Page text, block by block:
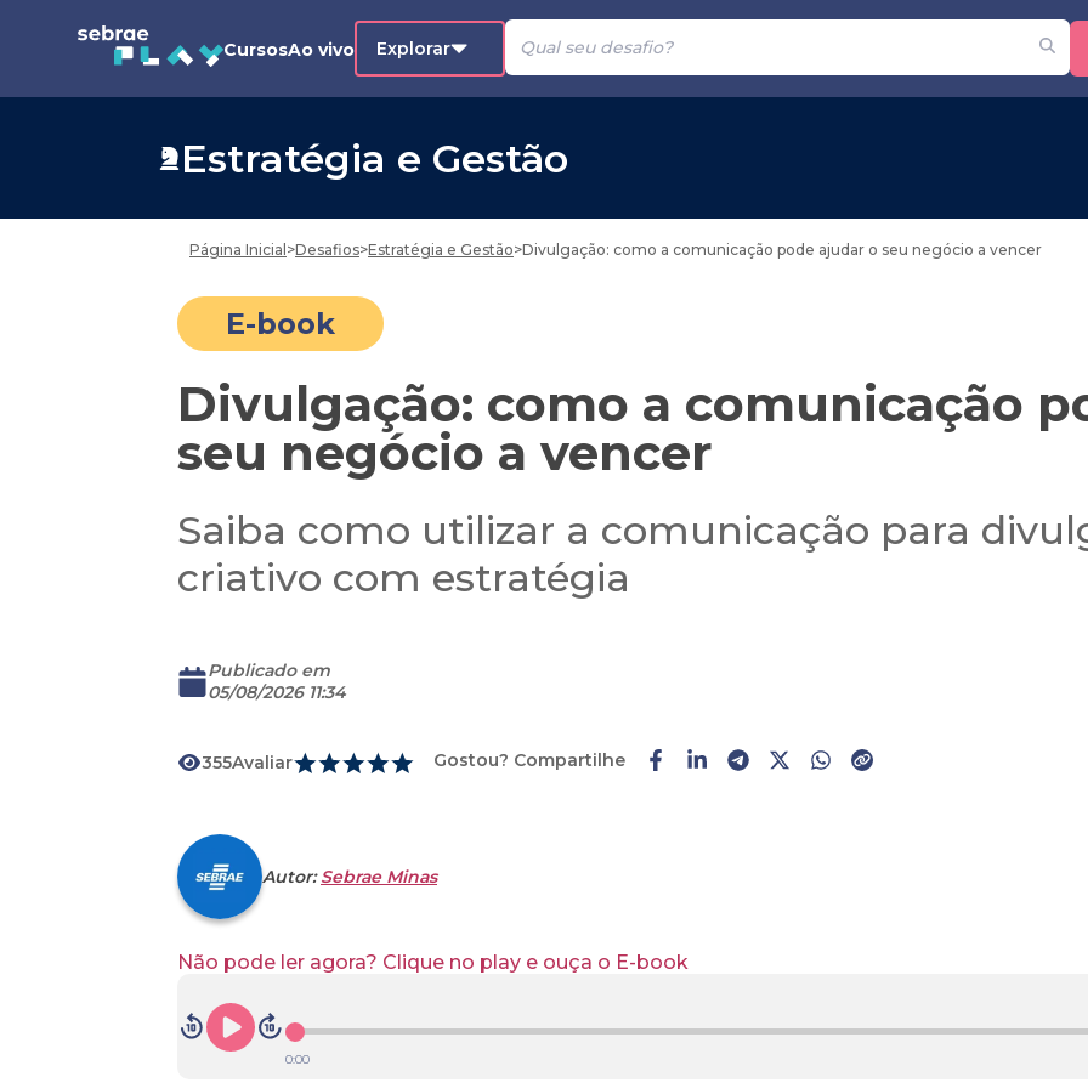
CursosAo vivo Explorar
Estratégia e Gestão
Página Inicial >Desafios>Estratégia e Gestão>Divulgação: como a comunicação pode ajudar o seu negócio a vencer
E-book
Divulgação: como a comunicação
seu negócio a vencer
Saiba como utilizar a comunicação para
criativo com estratégia
Publicado em
05/08/2026 11:34
355Avaliar Gostou? Compartilhe
Autor:Sebrae Minas
Não pode ler agora? Clique no play e ouça o E-book
0:00